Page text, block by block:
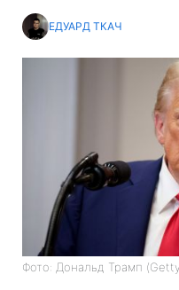
ЕДУАРД ТКАЧ
Фото: Дональд Трамп